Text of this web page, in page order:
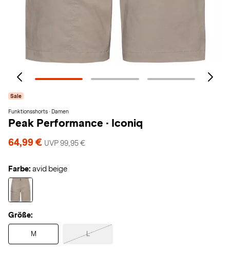
Sale
Funktionsshorts · Damen
Peak Performance · Iconiq
64,99 € UVP 99,95 €
Farbe: avid beige
Größe:
M L